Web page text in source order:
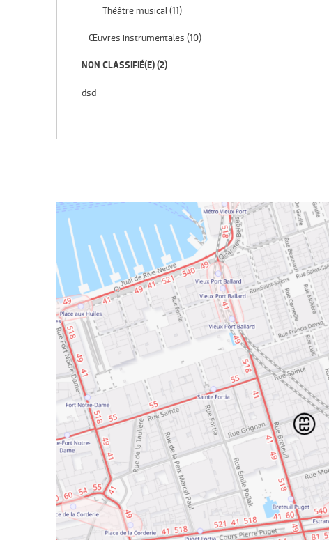
Théâtre musical(11)
Œuvres instrumentales (10)
NON CLASSIFIÉ(E)(2)
dsd